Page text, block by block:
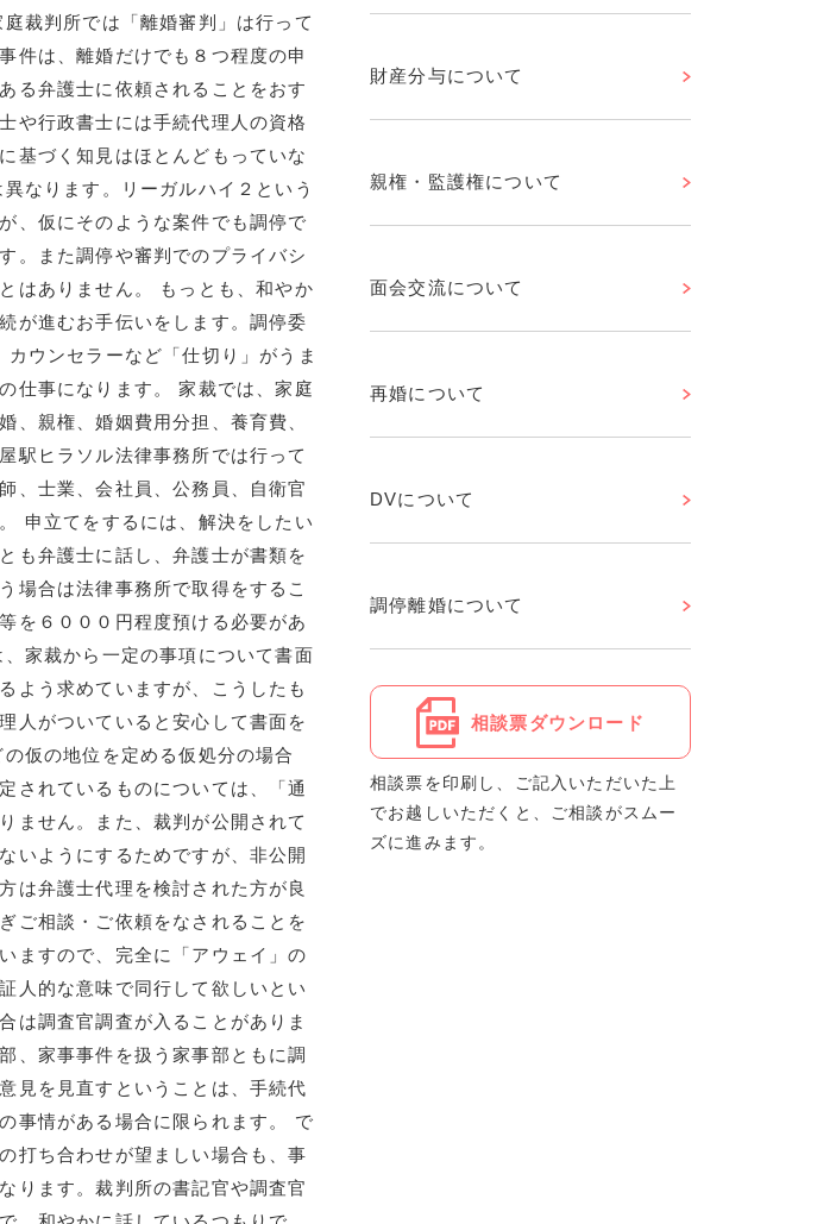
裁判所では「離婚審判」は行って
件は、離婚だけでも８つ程度の申
る弁護士に依頼されることをおす
や行政書士には手続代理人の資格
基づく知見はほとんどもっていな
なります。リーガルハイ２という
、仮にそのような案件でも調停で
。また調停や審判でのプライバシ
はありません。 もっとも、和やか
が進むお手伝いをします。調停委
ウンセラーなど「仕切り」がうま
仕事になります。 家裁では、家庭
、親権、婚姻費用分担、養育費、
駅ヒラソル法律事務所では行って
、士業、会社員、公務員、自衛官
申立てをするには、解決をしたい
も弁護士に話し、弁護士が書類を
場合は法律事務所で取得をするこ
を６０００円程度預ける必要があ
家裁から一定の事項について書面
よう求めていますが、こうしたも
人がついていると安心して書面を
仮の地位を定める仮処分の場合
されているものについては、「通
ません。また、裁判が公開されて
いようにするためですが、非公開
は弁護士代理を検討された方が良
ご相談・ご依頼をなされることを
ますので、完全に「アウェイ」の
人的な意味で同行して欲しいとい
は調査官調査が入ることがありま
、家事事件を扱う家事部ともに調
見を見直すということは、手続代
事情がある場合に限られます。 で
打ち合わせが望ましい場合も、事
ります。裁判所の書記官や調査官
財産分与について
親権・監護権について
面会交流について
再婚について
DVについて
調停離婚について
相談票ダウンロード
相談票を印刷し、ご記入いただいた上
でお越しいただくと、ご相談がスムー
ズに進みます。